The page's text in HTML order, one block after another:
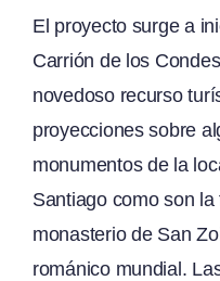
El proyecto surge a
Carrión de los
novedoso recurso
proyecciones sobre
monumentos de la
Santiago como son
monasterio de San
románico mundial.